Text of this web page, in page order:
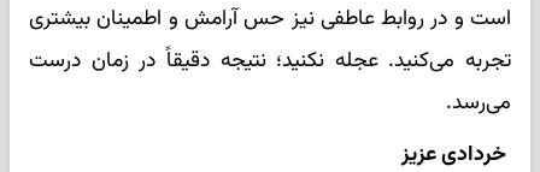
است و در روابط عاطفی نیز حس آرامش و اطمینان بیشتری
تجربه می‌کنید. عجله نکنید؛ نتیجه دقیقاً در زمان درست
می‌رسد.
خردادی عزیز